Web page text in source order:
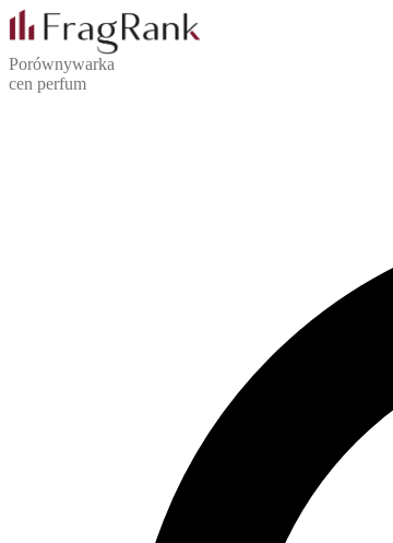
Porównywarka
cen perfum